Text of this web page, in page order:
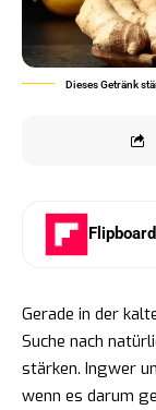
Dieses Getränk
Flipboard
Gerade in der
Suche nach
stärken. Ingwer
wenn es darum